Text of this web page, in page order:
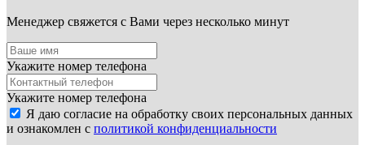
Менеджер свяжется с Вами через несколько минут
Укажите номер телефона
Укажите номер телефона
Я даю согласие на обработку своих персональных данных
и ознакомлен с политикой конфиденциальности